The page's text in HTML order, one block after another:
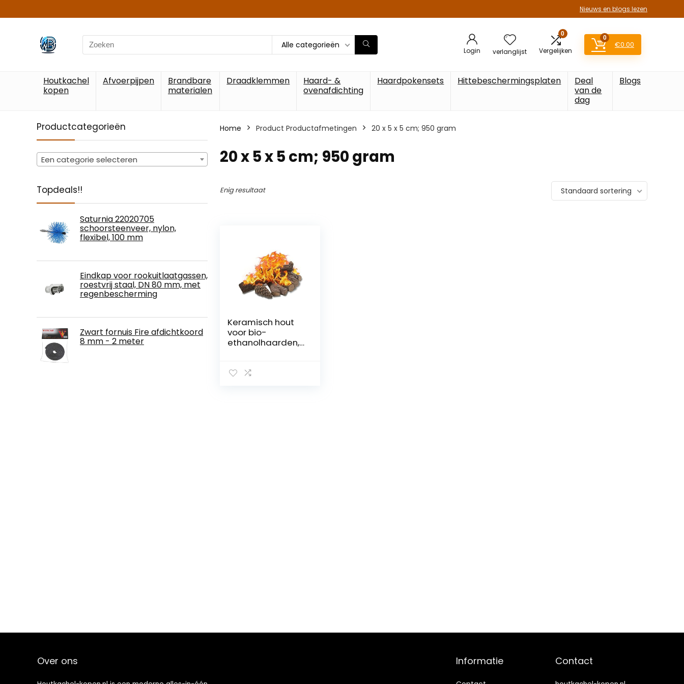
Nieuws en blogs lezen
Search
for:
Alle categorieën
Login verlanglijst
0
Vergelijken
0
€0.00
Houtkachel
kopen
Afvoerpijpen
Brandbare
materialen
Draadklemmen
Haard- &
ovenafdichting
Haardpokensets Hittebeschermingsplaten
Deal
van de
dag
Blogs
Productcategorieën
Een categorie selecteren
Topdeals!!
Saturnia 22020705
schoorsteenveer, nylon,
flexibel, 100 mm
Eindkap voor rookuitlaatgassen,
roestvrij staal, DN 80 mm, met
regenbescherming
Zwart fornuis Fire afdichtkoord
8 mm - 2 meter
Home Product Productafmetingen ‎20 x 5 x 5 cm; 950 gram
‎20 x 5 x 5 cm; 950 gram
Enig resultaat Standaard sortering
Keramisch hout
voor bio-
ethanolhaarden,
decoratieve
Over ons Informatie Contact